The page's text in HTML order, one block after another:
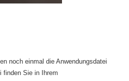
noch einmal die Anwendungsdatei
finden Sie in Ihrem